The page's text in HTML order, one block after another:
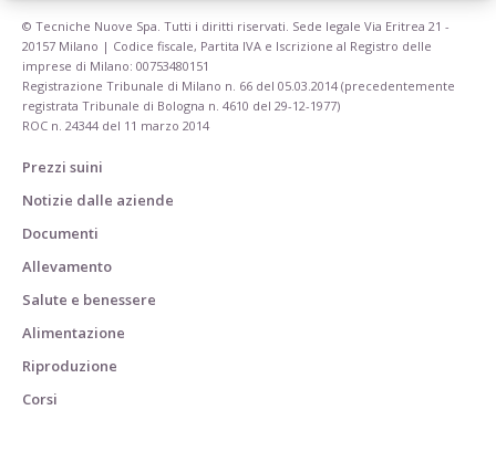
© Tecniche Nuove Spa. Tutti i diritti riservati. Sede legale Via Eritrea 21 -
20157 Milano | Codice fiscale, Partita IVA e Iscrizione al Registro delle
imprese di Milano: 00753480151
Registrazione Tribunale di Milano n. 66 del 05.03.2014 (precedentemente
registrata Tribunale di Bologna n. 4610 del 29-12-1977)
ROC n. 24344 del 11 marzo 2014
Prezzi suini
Notizie dalle aziende
Documenti
Allevamento
Salute e benessere
Alimentazione
Riproduzione
Corsi